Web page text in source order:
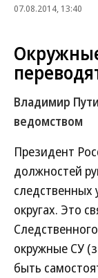
07.08.2014, 13:40
Владимир
ведомством
Президент
должностей
следственных
округах. Это
окружные СУ
быть